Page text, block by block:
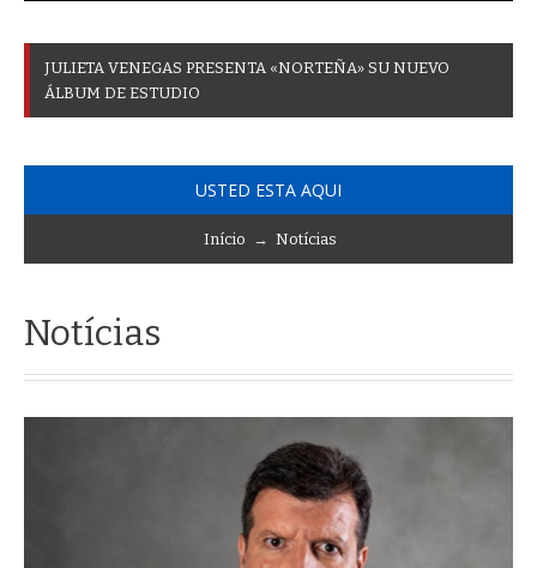
JULIETA VENEGAS PRESENTA «NORTEÑA» SU NUEVO
ÁLBUM DE ESTUDIO
USTED ESTA AQUI
Início → Notícias
Notícias